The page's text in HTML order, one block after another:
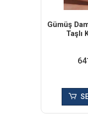
Gümüş
Taşlı